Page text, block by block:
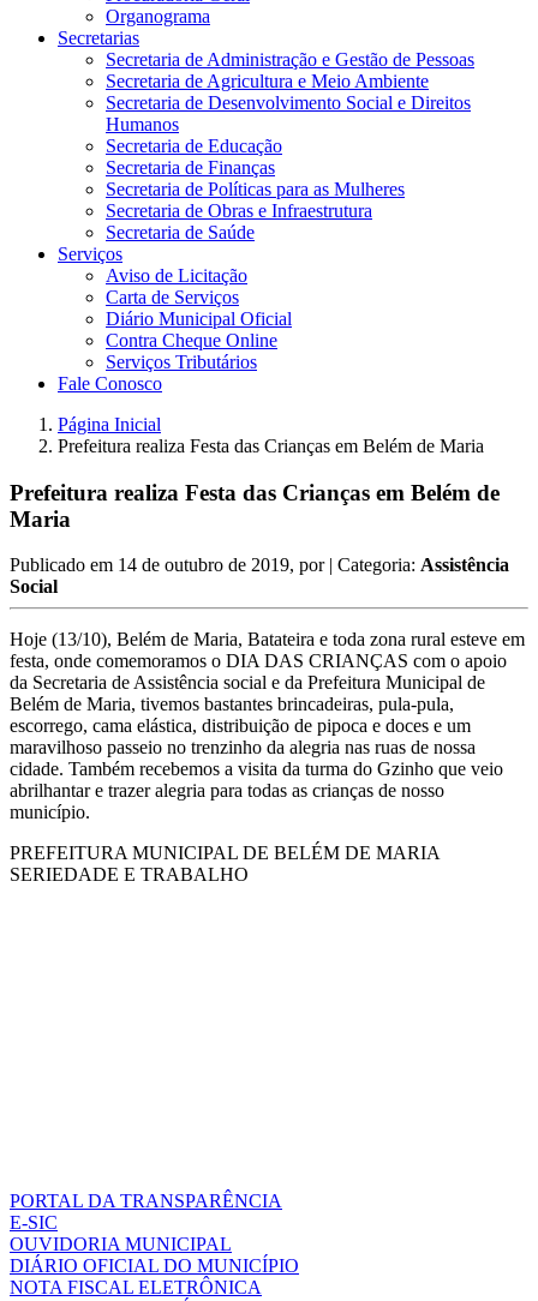
Organograma
Secretarias
Secretaria de Administração e Gestão de Pessoas
Secretaria de Agricultura e Meio Ambiente
Secretaria de Desenvolvimento Social e Direitos
Humanos
Secretaria de Educação
Secretaria de Finanças
Secretaria de Políticas para as Mulheres
Secretaria de Obras e Infraestrutura
Secretaria de Saúde
Serviços
Aviso de Licitação
Carta de Serviços
Diário Municipal Oficial
Contra Cheque Online
Serviços Tributários
Fale Conosco
Página Inicial
Prefeitura realiza Festa das Crianças em Belém de Maria
Prefeitura realiza Festa das Crianças em Belém de
Maria
Publicado em 14 de outubro de 2019, por | Categoria: Assistência
Social
Hoje (13/10), Belém de Maria, Batateira e toda zona rural esteve em
festa, onde comemoramos o DIA DAS CRIANÇAS com o apoio
da Secretaria de Assistência social e da Prefeitura Municipal de
Belém de Maria, tivemos bastantes brincadeiras, pula-pula,
escorrego, cama elástica, distribuição de pipoca e doces e um
maravilhoso passeio no trenzinho da alegria nas ruas de nossa
cidade. Também recebemos a visita da turma do Gzinho que veio
abrilhantar e trazer alegria para todas as crianças de nosso
município.
PREFEITURA MUNICIPAL DE BELÉM DE MARIA
SERIEDADE E TRABALHO
PORTAL DA TRANSPARÊNCIA
E-SIC
OUVIDORIA MUNICIPAL
DIÁRIO OFICIAL DO MUNICÍPIO
NOTA FISCAL ELETRÔNICA